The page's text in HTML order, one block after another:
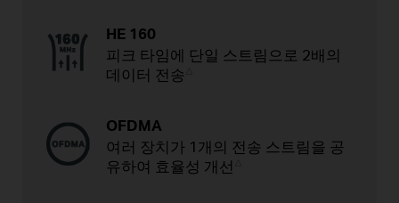
HE 160
피크 타임에 단일 스트림으로 2배의
데이터 전송
OFDMA
여러 장치가 1개의 전송 스트림을 공
유하여 효율성 개선